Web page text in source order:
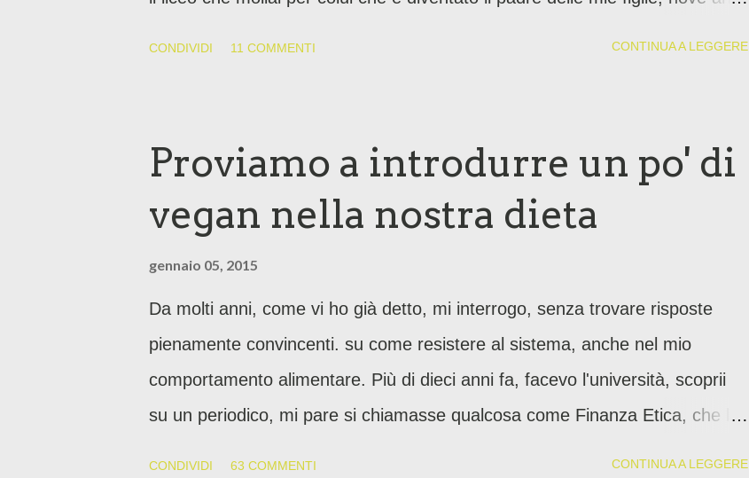
CONDIVIDI 11 COMMENTI CONTINUA A LEGGERE
Proviamo a introdurre un po' di
vegan nella nostra dieta
gennaio 05, 2015
Da molti anni, come vi ho già detto, mi interrogo, senza trovare risposte
pienamente convincenti. su come resistere al sistema, anche nel mio
comportamento alimentare. Più di dieci anni fa, facevo l'università, scoprii
su un periodico, mi pare si chiamasse qualcosa come Finanza Etica, che la
CONDIVIDI 63 COMMENTI CONTINUA A LEGGERE